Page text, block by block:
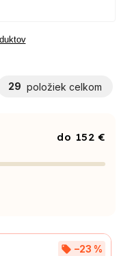
29 položiek celkom
152 €
–23 %